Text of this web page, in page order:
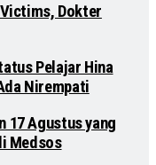
Dokter
Pelajar Hina
Nirempati
17 Agustus yang
Medsos